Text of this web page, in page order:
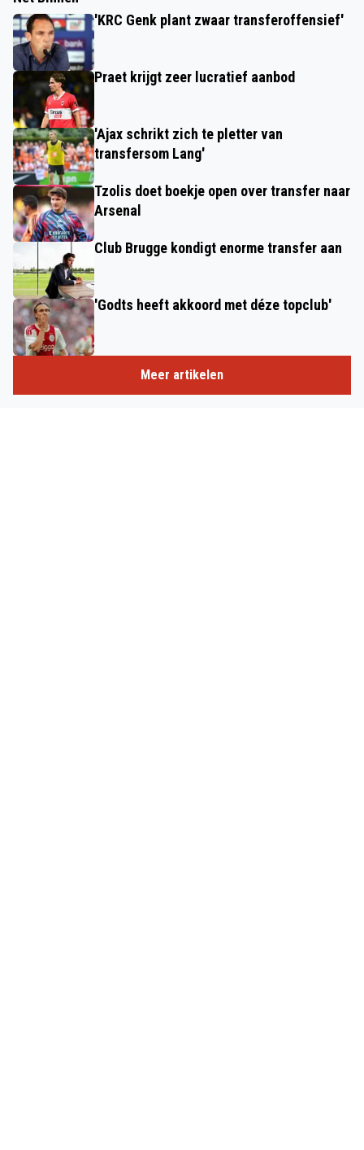
'KRC Genk plant zwaar transferoffensief'
Praet krijgt zeer lucratief aanbod
'Ajax schrikt zich te pletter van
transfersom Lang'
Tzolis doet boekje open over transfer naar
Arsenal
Club Brugge kondigt enorme transfer aan
'Godts heeft akkoord met déze topclub'
Meer artikelen